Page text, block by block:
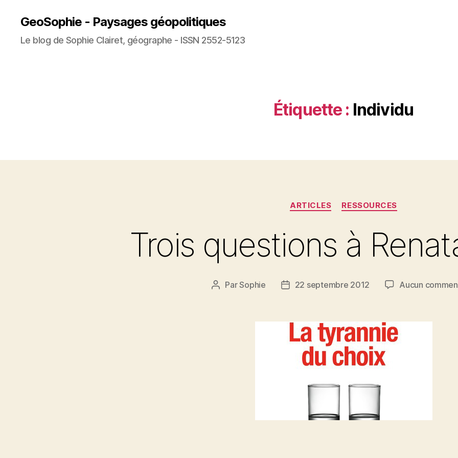
GeoSophie - Paysages géopolitiques
Le blog de Sophie Clairet, géographe - ISSN 2552-5123
Étiquette : Individu
Catégories
ARTICLES RESSOURCES
Trois questions à
Auteur
ParSophie
Date22 septembre 2012 Aucun